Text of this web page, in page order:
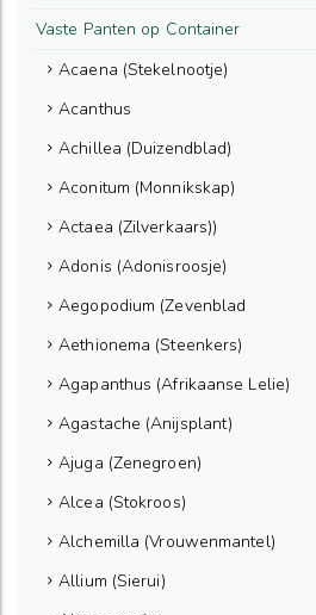
Vaste Panten op Container
Acaena (Stekelnootje)
Acanthus
Achillea (Duizendblad)
Aconitum (Monnikskap)
Actaea (Zilverkaars))
Adonis (Adonisroosje)
Aegopodium (Zevenblad
Aethionema (Steenkers)
Agapanthus (Afrikaanse Lelie)
Agastache (Anijsplant)
Ajuga (Zenegroen)
Alcea (Stokroos)
Alchemilla (Vrouwenmantel)
Allium (Sierui)